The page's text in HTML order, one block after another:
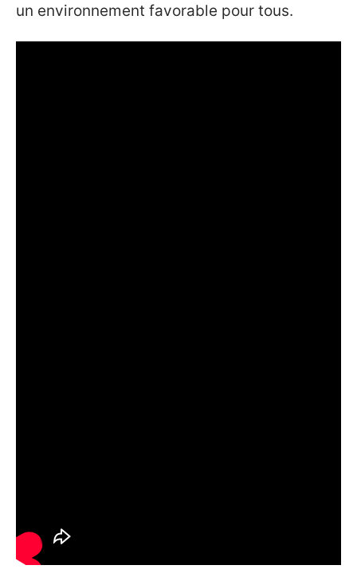
un environnement favorable pour tous.